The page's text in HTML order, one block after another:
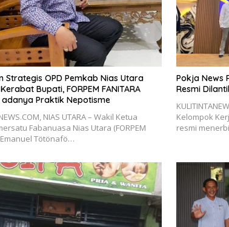
Strategis OPD Pemkab Nias Utara
Bupati, FORPEM FANITARA
adanya Praktik Nepotisme
NIAS UTARA – Wakil Ketua
Fabanuasa Nias Utara (FORPEM
Emanuel Tötönafö…
Pokja News
Resmi
Kelompok
resmi